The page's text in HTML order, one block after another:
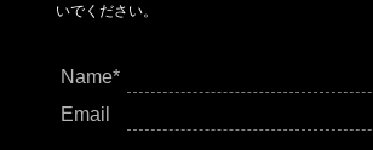
いでください。
Name*
Email